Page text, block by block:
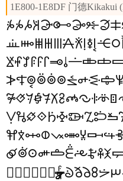
1E800-1E8DF 门德Kikakui
𞠍
𞠎
𞠏
𞠐
𞠑
𞠒
𞠓
𞠔
𞠕
𞠖
𞠧
𞠨
𞠩
𞠪
𞠫
𞠬
𞠭
𞠮
𞠯
𞠰
𞠱
𞠲
𞠿
𞡀
𞡁
𞡂
𞡃
𞡄
𞡅
𞡆
𞡇
𞡈
𞡉
𞡕
𞡖
𞡗
𞡘
𞡙
𞡚
𞡛
𞡜
𞡝
𞡞
𞡟
𞡬
𞡭
𞡮
𞡯
𞡰
𞡱
𞡲
𞡳
𞡴
𞡵
𞡶
𞡷
𞢄
𞢅
𞢆
𞢇
𞢈
𞢉
𞢊
𞢋
𞢌
𞢍
𞢜
𞢝
𞢞
𞢟
𞢠
𞢡
𞢢
𞢣
𞢤
𞢲
𞢳
𞢴
𞢵
𞢶
𞢷
𞢸
𞢹
𞢺
𞢻
𞣉
𞣊
𞣋
𞣌
𞣍
𞣎
𞣏
𞣗
𞣘
𞣙
𞣚
𞣛
𞣜